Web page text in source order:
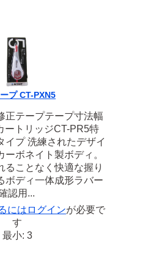
プ CT-PXN5
正テープテープ寸法幅
ートリッジCT-PR5特
イプ 洗練されたデザイ
ーボネイト製ボディ。
ることなく快適な握り
ボディ一体成形ラバー
認用...
には ログインが必要で
す
最小: 3